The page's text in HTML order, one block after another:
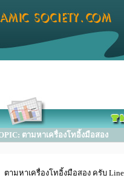
ตามหาเครื่องโทอิ้งมือสอง
ตามหาเครื่องโทอิ้งมือสอง ครับ